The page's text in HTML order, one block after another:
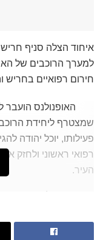
איחוד הצלה סניף
למערך הרוכבים של
חירום רפואיים בחריש
האופנולנס
שמצטרף ליחידת
פעילותו, יוכל יהודה
רפואי ראשוני ולחזק
העיר.
בתאונת אופנוע.